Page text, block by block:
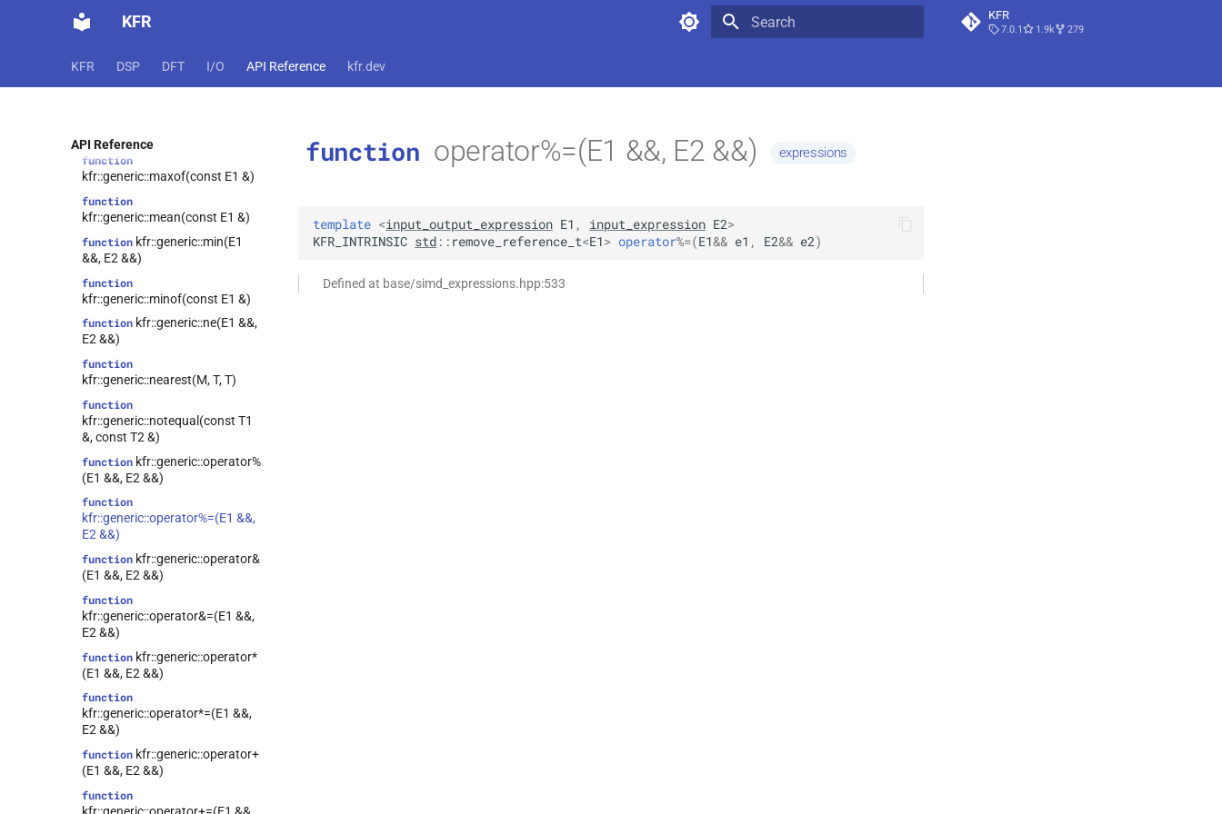
KFR KFR
7.0.1 1.9k 279
KFR DSP DFT I/O API Reference kfr.dev
API Reference
function kfr::generic::lt(E1 &&,
function
&&, E2 &&)
function
kfr::generic::maxof(const E1 &)
function
kfr::generic::mean(const E1 &)
function kfr::generic::min(E1
&&, E2 &&)
function
kfr::generic::minof(const E1 &)
function kfr::generic::ne(E1 &&,
E2 &&)
function
kfr::generic::nearest(M, T, T)
function
kfr::generic::notequal(const T1
&, const T2 &)
function kfr::generic::operator%
(E1 &&, E2 &&)
function
kfr::generic::operator%=(E1 &&,
E2 &&)
function kfr::generic::operator&
(E1 &&, E2 &&)
function
kfr::generic::operator&=(E1 &&,
E2 &&)
function kfr::generic::operator*
(E1 &&, E2 &&)
function
kfr::generic::operator*=(E1 &&,
E2 &&)
function kfr::generic::operator+
(E1 &&, E2 &&)
function
kfr::generic::operator+=(E1 &&,
function operator%=(E1 &&, E2 &&) expressions
template <input_output_expression E1 , input_expression E2>
KFR_INTRINSIC std :: remove_reference_t<E1> operator%=(E1&& e1 , E2&& e2)
Defined at base/simd_expressions.hpp:533